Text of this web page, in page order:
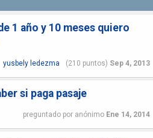
1 año y 10 meses quiero
yusbely ledezma (210 puntos) Sep 4, 2013
si paga pasaje
preguntado por anónimo Ene 14, 2014